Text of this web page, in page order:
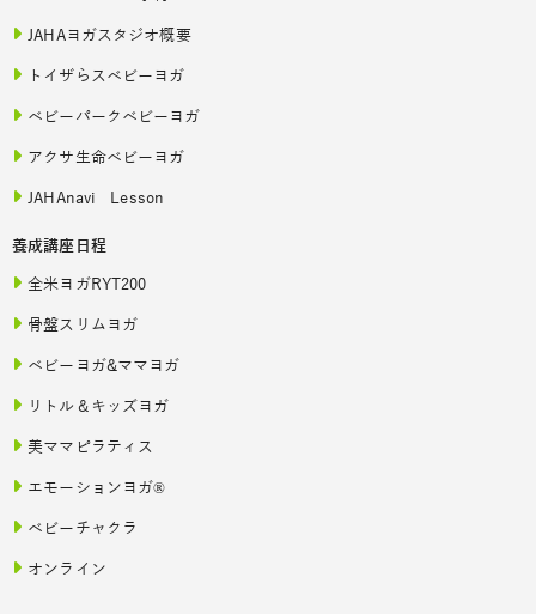
JAHAヨガスタジオ概要
トイザらスベビーヨガ
ベビーパークベビーヨガ
アクサ生命ベビーヨガ
JAHAnavi Lesson
養成講座日程
全米ヨガRYT200
骨盤スリムヨガ
ベビーヨガ&ママヨガ
リトル＆キッズヨガ
美ママピラティス
エモーションヨガ®
ベビーチャクラ
オンライン